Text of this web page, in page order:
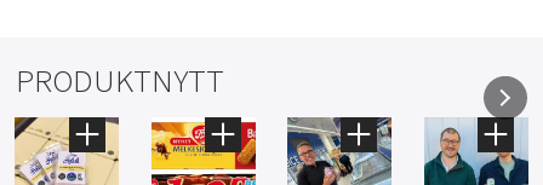
PRODUKTNYTT